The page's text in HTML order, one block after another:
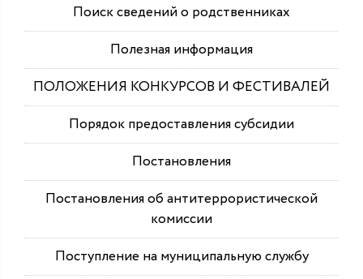
Поиск сведений о родственниках
Полезная информация
ПОЛОЖЕНИЯ КОНКУРСОВ И ФЕСТИВАЛЕЙ
Порядок предоставления субсидии
Постановления
Постановления об антитеррористической
комиссии
Поступление на муниципальную службу